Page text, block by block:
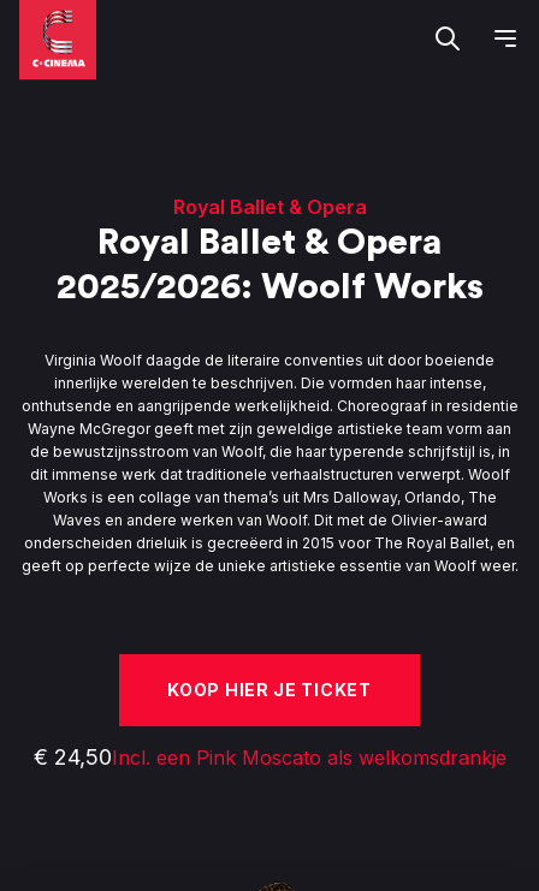
Royal Ballet & Opera
Royal Ballet & Opera
2025/2026: Woolf Works
Virginia Woolf daagde de literaire conventies uit door boeiende
innerlijke werelden te beschrijven. Die vormden haar intense,
onthutsende en aangrijpende werkelijkheid. Choreograaf in residentie
Wayne McGregor geeft met zijn geweldige artistieke team vorm aan
de bewustzijnsstroom van Woolf, die haar typerende schrijfstijl is, in
dit immense werk dat traditionele verhaalstructuren verwerpt. Woolf
Works is een collage van thema’s uit Mrs Dalloway, Orlando, The
Waves en andere werken van Woolf. Dit met de Olivier-award
onderscheiden drieluik is gecreëerd in 2015 voor The Royal Ballet, en
geeft op perfecte wijze de unieke artistieke essentie van Woolf weer.
KOOP HIER JE TICKET
€ 24,50Incl. een Pink Moscato als welkomsdrankje